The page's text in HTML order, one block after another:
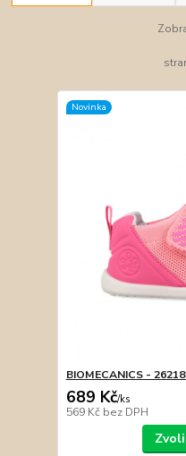
Novinka
BIOMECANICS -
689 Kč/ks
569 Kč bez DPH